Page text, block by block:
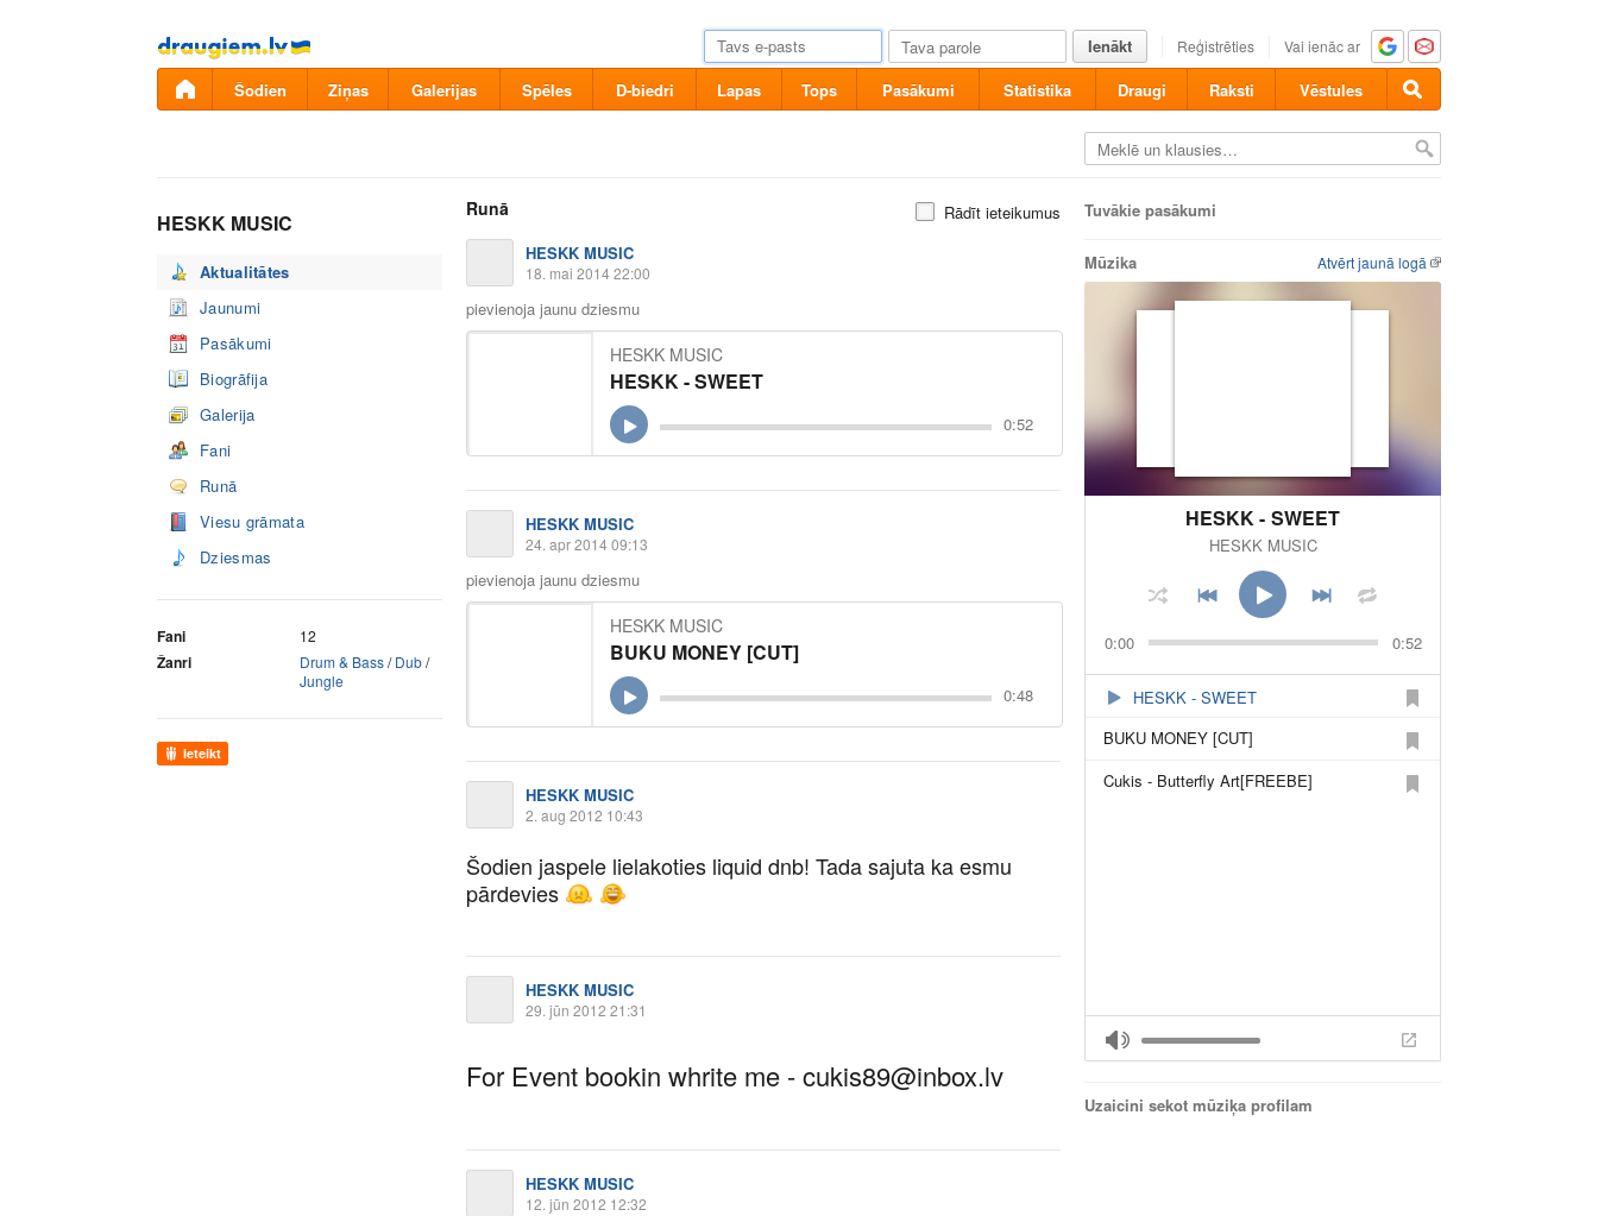
Pāriet
uz
saturu
Ienākt Reģistrēties Vai ienāc ar
Šodien Ziņas Galerijas Spēles D-biedri Lapas Tops Pasākumi Statistika Draugi Raksti Vēstules
HESKK MUSIC
Aktualitātes
Jaunumi
Pasākumi
Biogrāfija
Galerija
Fani
Runā
Viesu grāmata
Dziesmas
Fani 12
Žanri Drum & Bass/Dub/
Jungle
Ieteikt
Runā
Rādīt ieteikumus
HESKK MUSIC
18. mai 2014 22:00
pievienoja jaunu dziesmu
HESKK MUSIC
HESKK - SWEET
0:52
HESKK MUSIC
24. apr 2014 09:13
pievienoja jaunu dziesmu
HESKK MUSIC
BUKU MONEY [CUT]
0:48
HESKK MUSIC
2. aug 2012 10:43
Šodien jaspele lielakoties liquid dnb! Tada sajuta ka esmu
pārdevies
HESKK MUSIC
29. jūn 2012 21:31
For Event bookin whrite me - cukis89@inbox.lv
HESKK MUSIC
12. jūn 2012 12:32
Tuvākie pasākumi
Atvērt jaunā logā
Mūzika
HESKK - SWEET
HESKK MUSIC
0:00 0:52
HESKK - SWEET
BUKU MONEY [CUT]
Cukis - Butterfly Art[FREEBE]
Uzaicini sekot mūziķa profilam